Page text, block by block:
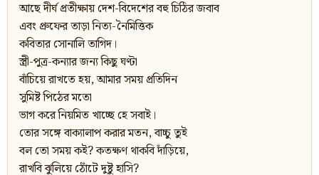
আছে দীর্ঘ প্রতীক্ষায় দেশ-বিদেশের বহু চিঠির জবাব
এবং প্রুফের তাড়া নিত্য-নৈমিত্তিক
কবিতার সোনালি তাগিদ।
স্ত্রী-পুত্র-কন্যার জন্য কিছু ঘণ্টা
বাঁচিয়ে রাখতে হয়, আমার সময় প্রতিদিন
সুমিষ্ট পিঠের মতো
ভাগ করে নিয়মিত খাচ্ছে হে সবাই।
তোর সঙ্গে বাক্যালাপ করার মতন, বাচ্চু তুই
বল তো সময় কই? কতক্ষণ থাকবি দাঁড়িয়ে,
রাখবি ঝুলিয়ে ঠোঁটে দুষ্টু হাসি?